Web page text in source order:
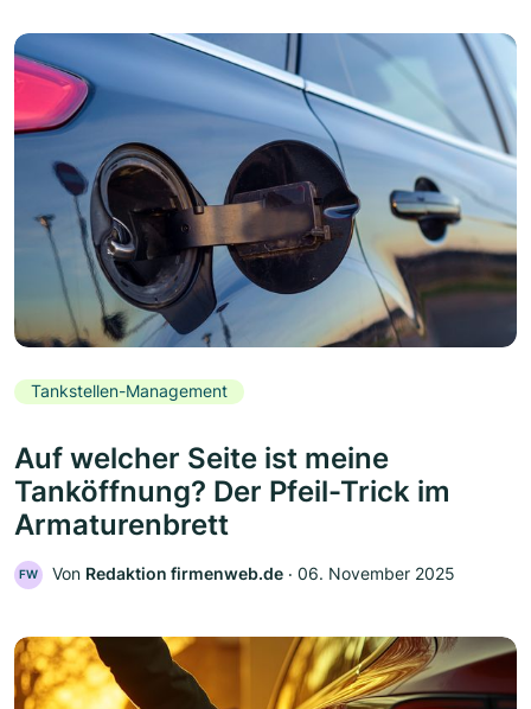
Tankstellen-Management
Auf welcher Seite ist meine
Tanköffnung? Der Pfeil-Trick im
Armaturenbrett
FW Von Redaktion firmenweb.de ‧ 06. November 2025